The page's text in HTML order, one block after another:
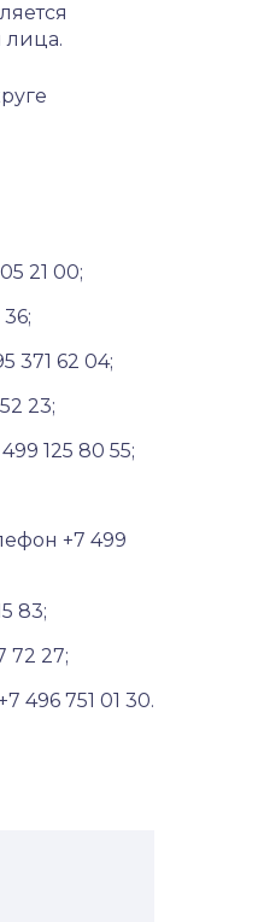
лица.
21 00;
371 62 04;
23;
125 80 55;
+7 499
83;
72 27;
496 751 01 30.